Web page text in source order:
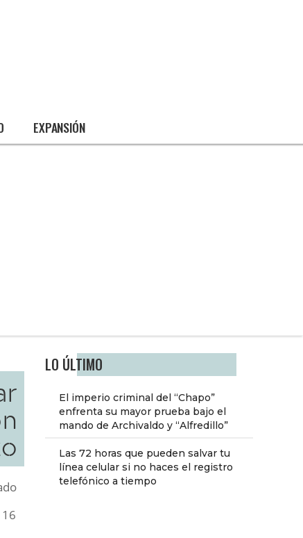
EXPANSIÓN
LO ÚLTIMO
El imperio criminal del “Chapo”
enfrenta su mayor prueba bajo el
mando de Archivaldo y “Alfredillo”
Las 72 horas que pueden salvar tu
línea celular si no haces el registro
telefónico a tiempo